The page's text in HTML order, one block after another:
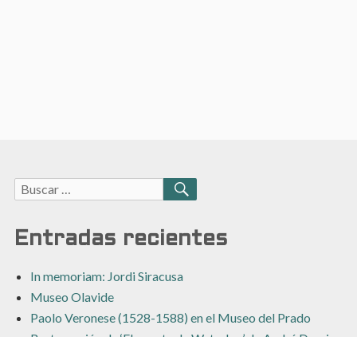
Buscar:
BUSCAR
Entradas recientes
In memoriam: Jordi Siracusa
Museo Olavide
Paolo Veronese (1528-1588) en el Museo del Prado